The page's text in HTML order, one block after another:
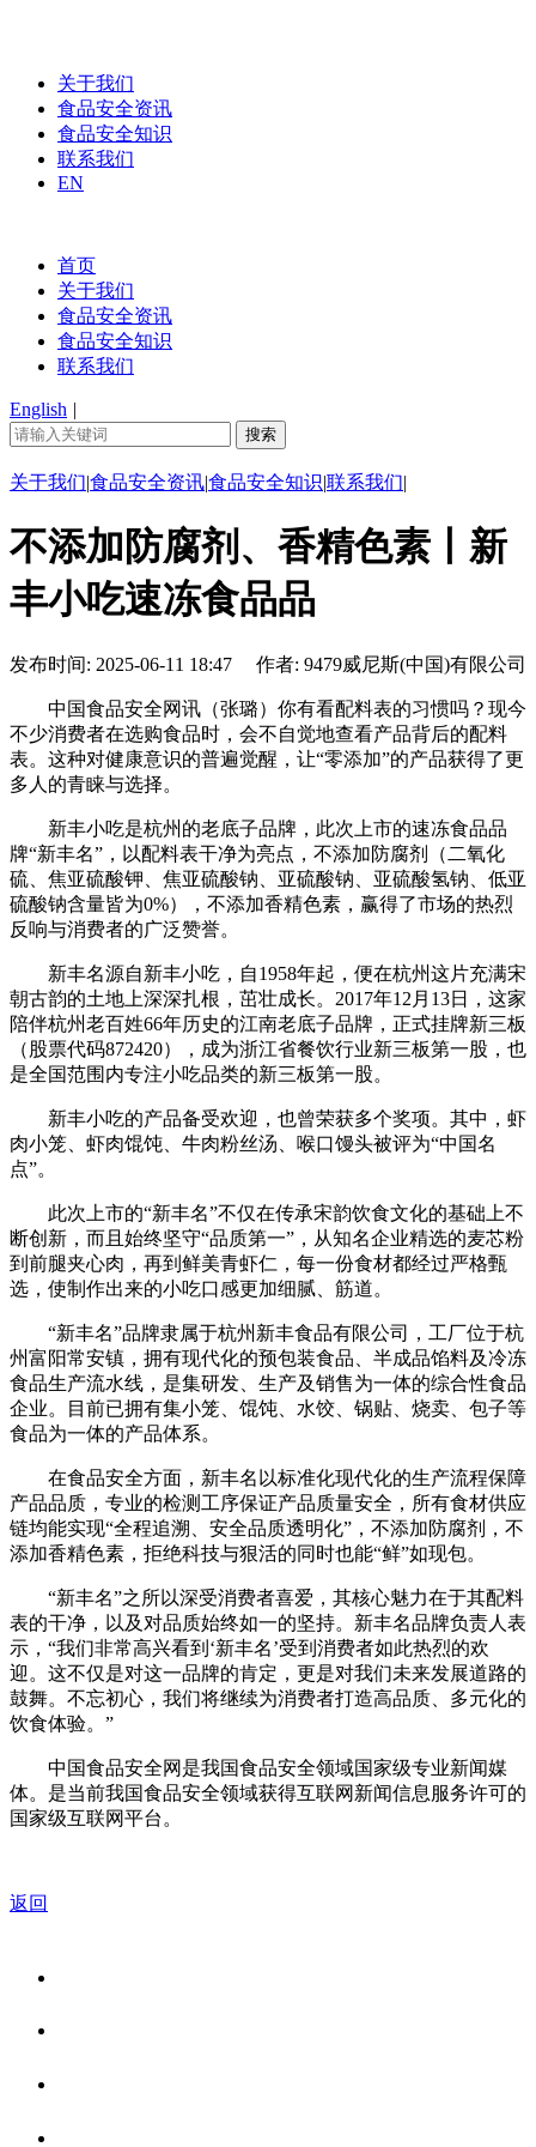
关于我们
食品安全资讯
食品安全知识
联系我们
EN
首页
关于我们
食品安全资讯
食品安全知识
联系我们
English |
关于我们|食品安全资讯|食品安全知识|联系我们|
不添加防腐剂、香精色素丨新
丰小吃速冻食品品
发布时间: 2025-06-11 18:47 作者: 9479威尼斯(中国)有限公司
中国食品安全网讯（张璐）你有看配料表的习惯吗？现今
不少消费者在选购食品时，会不自觉地查看产品背后的配料
表。这种对健康意识的普遍觉醒，让“零添加”的产品获得了更
多人的青睐与选择。
新丰小吃是杭州的老底子品牌，此次上市的速冻食品品
牌“新丰名”，以配料表干净为亮点，不添加防腐剂（二氧化
硫、焦亚硫酸钾、焦亚硫酸钠、亚硫酸钠、亚硫酸氢钠、低亚
硫酸钠含量皆为0%），不添加香精色素，赢得了市场的热烈
反响与消费者的广泛赞誉。
新丰名源自新丰小吃，自1958年起，便在杭州这片充满宋
朝古韵的土地上深深扎根，茁壮成长。2017年12月13日，这家
陪伴杭州老百姓66年历史的江南老底子品牌，正式挂牌新三板
（股票代码872420），成为浙江省餐饮行业新三板第一股，也
是全国范围内专注小吃品类的新三板第一股。
新丰小吃的产品备受欢迎，也曾荣获多个奖项。其中，虾
肉小笼、虾肉馄饨、牛肉粉丝汤、喉口馒头被评为“中国名
点”。
此次上市的“新丰名”不仅在传承宋韵饮食文化的基础上不
断创新，而且始终坚守“品质第一”，从知名企业精选的麦芯粉
到前腿夹心肉，再到鲜美青虾仁，每一份食材都经过严格甄
选，使制作出来的小吃口感更加细腻、筋道。
“新丰名”品牌隶属于杭州新丰食品有限公司，工厂位于杭
州富阳常安镇，拥有现代化的预包装食品、半成品馅料及冷冻
食品生产流水线，是集研发、生产及销售为一体的综合性食品
企业。目前已拥有集小笼、馄饨、水饺、锅贴、烧卖、包子等
食品为一体的产品体系。
在食品安全方面，新丰名以标准化现代化的生产流程保障
产品品质，专业的检测工序保证产品质量安全，所有食材供应
链均能实现“全程追溯、安全品质透明化”，不添加防腐剂，不
添加香精色素，拒绝科技与狠活的同时也能“鲜”如现包。
“新丰名”之所以深受消费者喜爱，其核心魅力在于其配料
表的干净，以及对品质始终如一的坚持。新丰名品牌负责人表
示，“我们非常高兴看到‘新丰名’受到消费者如此热烈的欢
迎。这不仅是对这一品牌的肯定，更是对我们未来发展道路的
鼓舞。不忘初心，我们将继续为消费者打造高品质、多元化的
饮食体验。”
中国食品安全网是我国食品安全领域国家级专业新闻媒
体。是当前我国食品安全领域获得互联网新闻信息服务许可的
国家级互联网平台。
返回